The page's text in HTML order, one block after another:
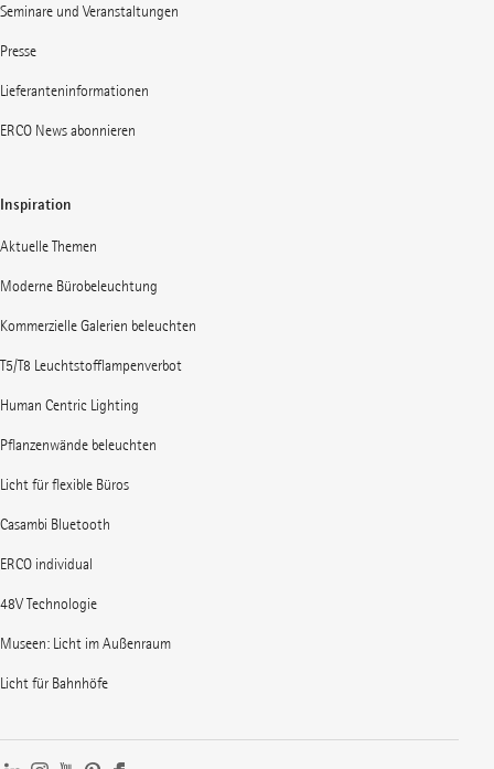
Seminare und Veranstaltungen
Presse
Lieferanteninformationen
ERCO News abonnieren
Inspiration
Aktuelle Themen
Moderne Bürobeleuchtung
Kommerzielle Galerien beleuchten
T5/T8 Leuchtstofflampenverbot
Human Centric Lighting
Pflanzenwände beleuchten
Licht für flexible Büros
Casambi Bluetooth
ERCO individual
48V Technologie
Museen: Licht im Außenraum
Licht für Bahnhöfe